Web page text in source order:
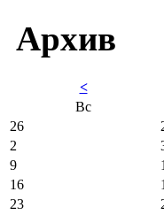
Архив
<
Вс
26
2
9
16
23